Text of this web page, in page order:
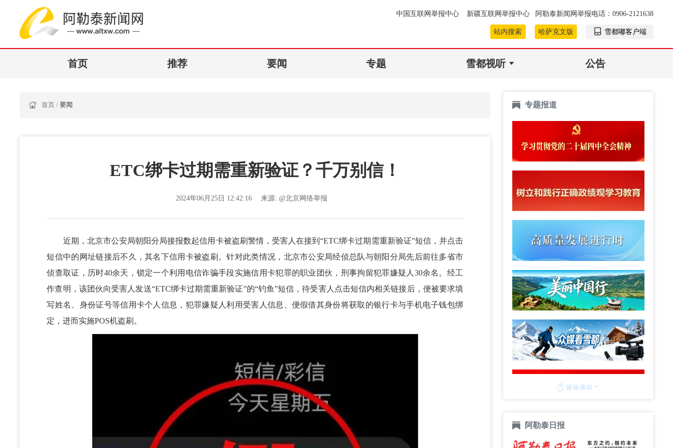
中国互联网举报中心 新疆互联网举报中心 阿勒泰新闻网举报电话：0906-2121638
站内搜索 哈萨克文版 雪都嘟客户端
首页 推荐 要闻 专题 雪都视听 公告
首页 / 要闻
ETC绑卡过期需重新验证？千万别信！
2024年06月25日 12:42:16 来源: @北京网络举报
近期，北京市公安局朝阳分局接报数起信用卡被盗刷警情，受害人在接到“ETC绑卡过期需重新验证”短信，并点击
短信中的网址链接后不久，其名下信用卡被盗刷。针对此类情况，北京市公安局经侦总队与朝阳分局先后前往多省市
侦查取证，历时40余天，锁定一个利用电信诈骗手段实施信用卡犯罪的职业团伙，刑事拘留犯罪嫌疑人30余名。经工
作查明，该团伙向受害人发送“ETC绑卡过期需重新验证”的“钓鱼”短信，待受害人点击短信内相关链接后，便被要求填
写姓名、身份证号等信用卡个人信息，犯罪嫌疑人利用受害人信息、便假借其身份将获取的银行卡与手机电子钱包绑
定，进而实施POS机盗刷。
专题报道
阿勒泰日报